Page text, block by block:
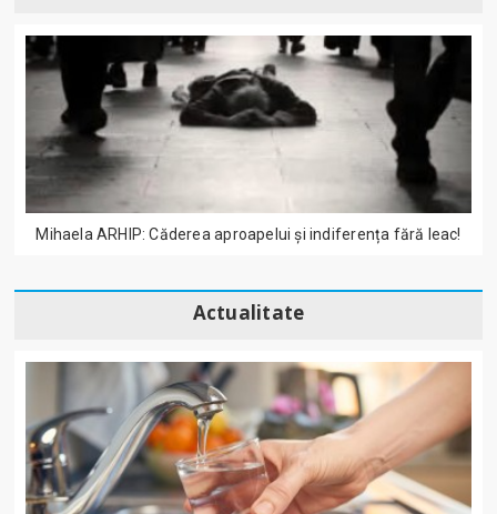
Mihaela ARHIP: Căderea aproapelui și indiferența fără leac!
Actualitate